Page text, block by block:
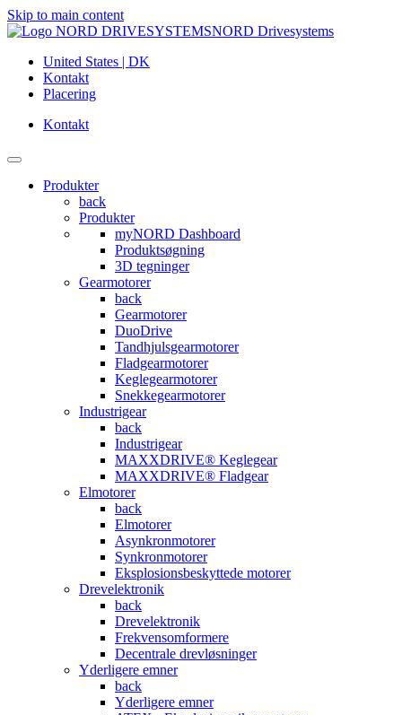
Skip to main content
NORD Drivesystems
United States | DK
Kontakt
Placering
Kontakt
Produkter
back
Produkter
myNORD Dashboard
Produktsøgning
3D tegninger
Gearmotorer
back
Gearmotorer
DuoDrive
Tandhjulsgearmotorer
Fladgearmotorer
Keglegearmotorer
Snekkegearmotorer
Industrigear
back
Industrigear
MAXXDRIVE® Keglegear
MAXXDRIVE® Fladgear
Elmotorer
back
Elmotorer
Asynkronmotorer
Synkronmotorer
Eksplosionsbeskyttede motorer
Drevelektronik
back
Drevelektronik
Frekvensomformere
Decentrale drevløsninger
Yderligere emner
back
Yderligere emner